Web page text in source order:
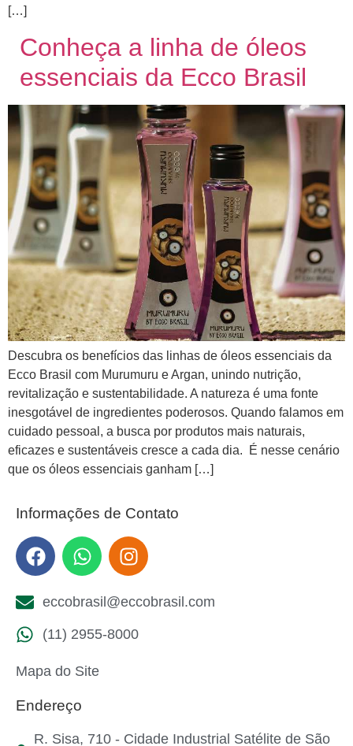
[…]
Conheça a linha de óleos
essenciais da Ecco Brasil
Descubra os benefícios das linhas de óleos essenciais da
Ecco Brasil com Murumuru e Argan, unindo nutrição,
revitalização e sustentabilidade. A natureza é uma fonte
inesgotável de ingredientes poderosos. Quando falamos em
cuidado pessoal, a busca por produtos mais naturais,
eficazes e sustentáveis cresce a cada dia. É nesse cenário
que os óleos essenciais ganham […]
Informações de Contato
eccobrasil@eccobrasil.com
(11) 2955-8000
Mapa do Site
Endereço
R. Sisa, 710 - Cidade Industrial Satélite de São